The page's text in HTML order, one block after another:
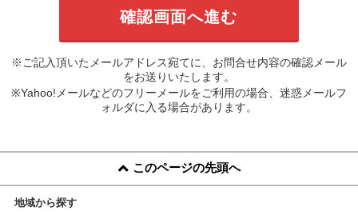
※ご記入頂いたメールアドレス宛てに、お問合せ内容の確認メール
をお送りいたします。
※Yahoo!メールなどのフリーメールをご利用の場合、迷惑メールフ
ォルダに入る場合があります。
このページの先頭へ
地域から探す